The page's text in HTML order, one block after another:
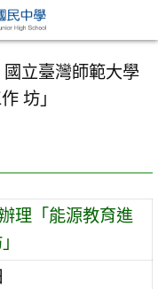
國立臺灣師範大學
坊」
理「能源教育進